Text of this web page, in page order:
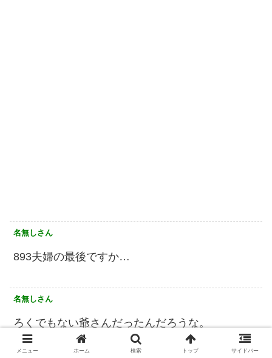
名無しさん
893夫婦の最後ですか…
名無しさん
ろくでもない爺さんだったんだろうな。
メニュー ホーム 検索 トップ サイドバー